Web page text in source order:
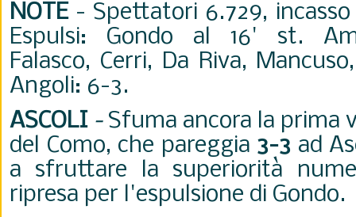
NOTE - Spettatori 6.729, incasso
Espulsi: Gondo al 16' st.
Falasco, Cerri, Da Riva,
Angoli: 6-3.
ASCOLI- Sfuma ancora la prima
del Como, che pareggia 3-3 ad
a sfruttare la superiorità
ripresa per l'espulsione di Gondo.